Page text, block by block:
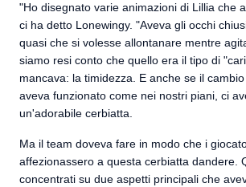
"Ho disegnato varie animazioni di Lillia che
ci ha detto Lonewingy. "Aveva gli occhi
quasi che si volesse allontanare mentre
siamo resi conto che quello era il tipo di
mancava: la timidezza. E anche se il
aveva funzionato come nei nostri piani, ci
un'adorabile cerbiatta.
Ma il team doveva fare in modo che i
affezionassero a questa cerbiatta dandere.
concentrati su due aspetti principali che